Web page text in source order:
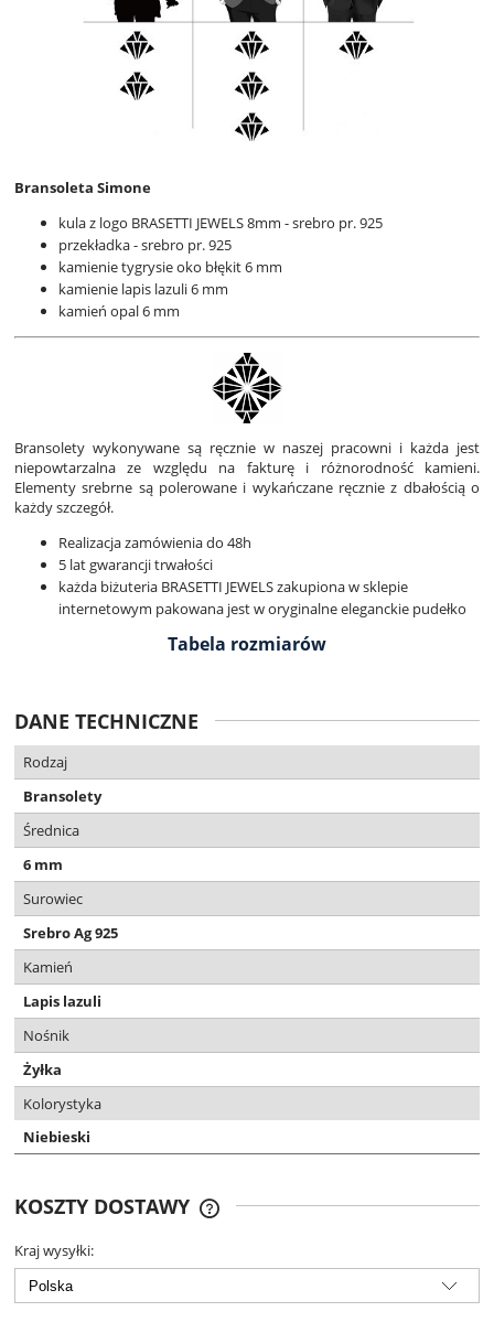
Bransoleta Simone
kula z logo BRASETTI JEWELS 8mm - srebro pr. 925
przekładka - srebro pr. 925
kamienie tygrysie oko błękit 6 mm
kamienie lapis lazuli 6 mm
kamień opal 6 mm
Bransolety wykonywane są ręcznie w naszej pracowni i każda jest
niepowtarzalna ze względu na fakturę i różnorodność kamieni.
Elementy srebrne są polerowane i wykańczane ręcznie z dbałością o
każdy szczegół.
Realizacja zamówienia do 48h
5 lat gwarancji trwałości
każda biżuteria BRASETTI JEWELS zakupiona w sklepie
internetowym pakowana jest w oryginalne eleganckie pudełko
Tabela rozmiarów
DANE TECHNICZNE
Rodzaj
Bransolety
Średnica
6 mm
Surowiec
Srebro Ag 925
Kamień
Lapis lazuli
Nośnik
Żyłka
Kolorystyka
Niebieski
KOSZTY DOSTAWY
Kraj wysyłki: